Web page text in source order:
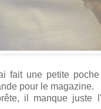
fait une petite
pour le magazine.
il manque juste